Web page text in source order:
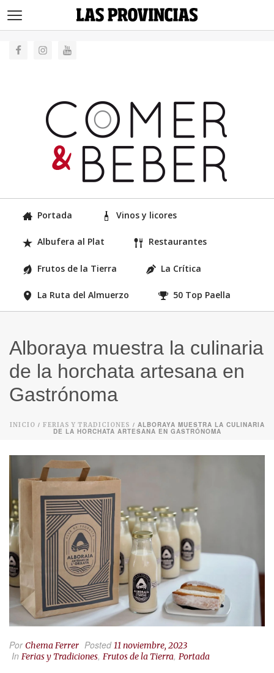
Portada Vinos y licores
Albufera al Plat Restaurantes
Frutos de la Tierra La Crítica
La Ruta del Almuerzo 50 Top Paella
Alboraya muestra la culinaria
de la horchata artesana en
Gastrónoma
INICIO / FERIAS Y TRADICIONES / ALBORAYA MUESTRA LA CULINARIA
DE LA HORCHATA ARTESANA EN GASTRÓNOMA
PorChema Ferrer Posted11 noviembre, 2023
In Ferias y Tradiciones, Frutos de la Tierra, Portada